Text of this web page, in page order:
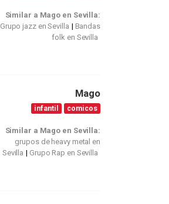
Similar a Mago en Sevilla:
Grupo jazz en Sevilla
Bandas
folk en Sevilla
Mago
infantil comicos
Similar a Mago en Sevilla:
grupos de heavy metal en
Sevilla
Grupo Rap en Sevilla